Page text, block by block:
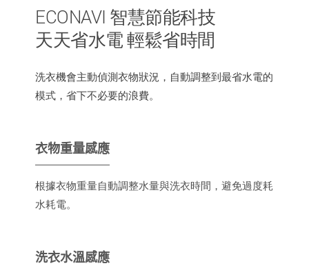
ECONAVI 智慧節能科技
天天省水電 輕鬆省時間
洗衣機會主動偵測衣物狀況，自動調整到最省水電的
模式，省下不必要的浪費。
衣物重量感應
根據衣物重量自動調整水量與洗衣時間，避免過度耗
水耗電。
洗衣水溫感應